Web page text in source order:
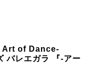
of Dance-
バレエガラ 『-アー